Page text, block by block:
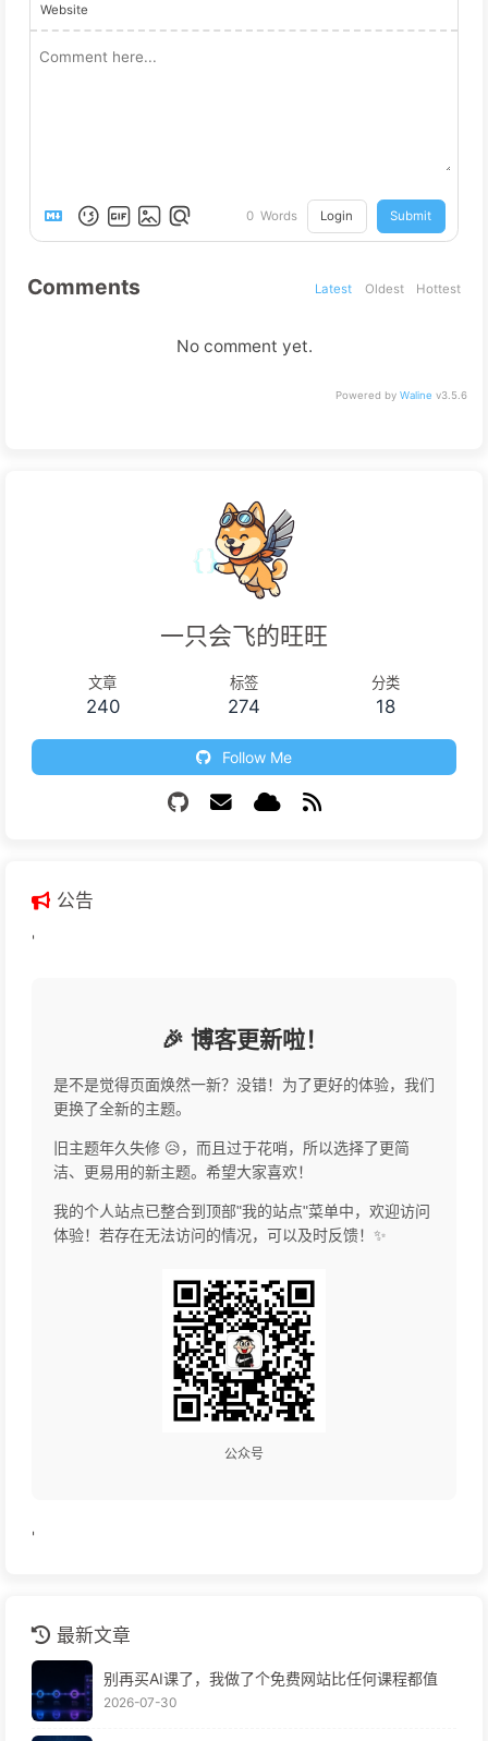
Website
0 Words Login Submit
Comments Latest Oldest Hottest
No comment yet.
Powered by Waline v3.5.6
一只会飞的旺旺
文章
240
标签
274
分类
18
Follow Me
公告
'
🎉 博客更新啦！
是不是觉得页面焕然一新？没错！为了更好的体验，我们
更换了全新的主题。
旧主题年久失修 😥，而且过于花哨，所以选择了更简
洁、更易用的新主题。希望大家喜欢！
我的个人站点已整合到顶部"我的站点"菜单中，欢迎访问
体验！若存在无法访问的情况，可以及时反馈！✨
公众号
'
最新文章
别再买AI课了，我做了个免费网站比任何课程都值
2026-07-30